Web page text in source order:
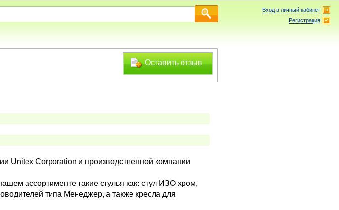
Вход в личный кабинет
Регистрация
Оставить отзыв
Unitex Corporation и производственной компании
ассортименте такие стулья как: стул ИЗО хром,
типа Менеджер, а также кресла для